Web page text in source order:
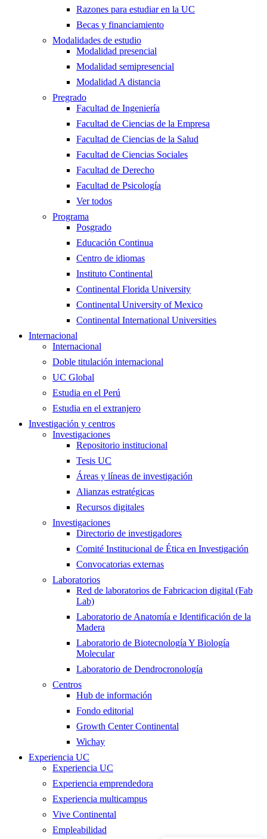
Razones para estudiar en la UC
Becas y financiamiento
Modalidades de estudio
Modalidad presencial
Modalidad semipresencial
Modalidad A distancia
Pregrado
Facultad de Ingeniería
Facultad de Ciencias de la Empresa
Facultad de Ciencias de la Salud
Facultad de Ciencias Sociales
Facultad de Derecho
Facultad de Psicología
Ver todos
Programa
Posgrado
Educación Continua
Centro de idiomas
Instituto Continental
Continental Florida University
Continental University of Mexico
Continental International Universities
Internacional
Internacional
Doble titulación internacional
UC Global
Estudia en el Perú
Estudia en el extranjero
Investigación y centros
Investigaciones
Repositorio institucional
Tesis UC
Áreas y líneas de investigación
Alianzas estratégicas
Recursos digitales
Investigaciones
Directorio de investigadores
Comité Institucional de Ética en Investigación
Convocatorias externas
Laboratorios
Red de laboratorios de Fabricacion digital (Fab
Lab)
Laboratorio de Anatomía e Identificación de la
Madera
Laboratorio de Biotecnología Y Biología
Molecular
Laboratorio de Dendrocronología
Centros
Hub de información
Fondo editorial
Growth Center Continental
Wichay
Experiencia UC
Experiencia UC
Experiencia emprendedora
Experiencia multicampus
Vive Continental
Empleabilidad